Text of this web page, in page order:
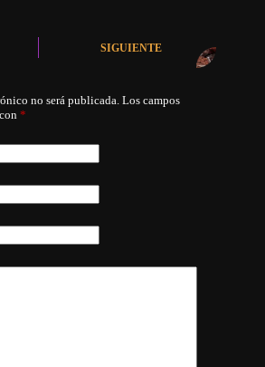
SIGUIENTE
no será publicada. Los campos
*